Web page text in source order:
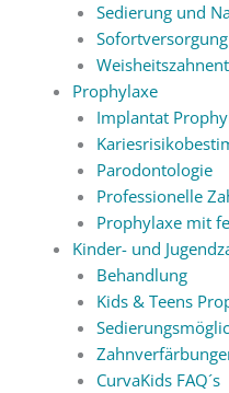
Sedierung und
Sofortversorgung
Prophylaxe
Implantat
Parodontologie
Professionelle
Prophylaxe mit
Kinder- und
Behandlung
Kids & Teens
CurvaKids FAQ´s